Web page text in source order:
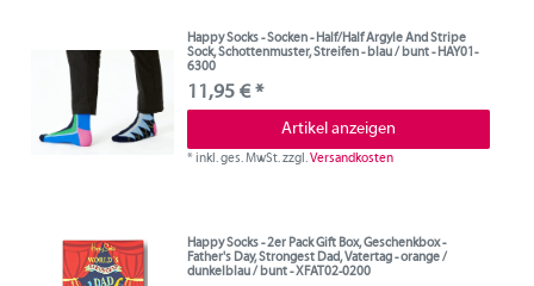
Happy Socks - Socken - Half/Half Argyle And Stripe
Sock, Schottenmuster, Streifen - blau / bunt - HAY01-
6300
11,95 € *
Artikel anzeigen
*inkl. ges. MwSt.zzgl.Versandkosten
Happy Socks - 2er Pack Gift Box, Geschenkbox -
Father's Day, Strongest Dad, Vatertag - orange /
dunkelblau / bunt - XFAT02-0200